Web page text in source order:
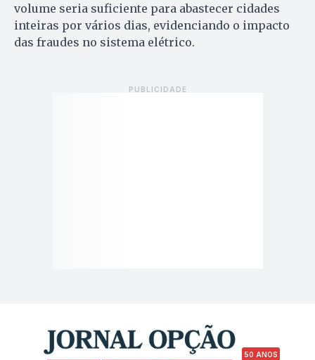
volume seria suficiente para abastecer cidades
inteiras por vários dias, evidenciando o impacto
das fraudes no sistema elétrico.
50 ANOS